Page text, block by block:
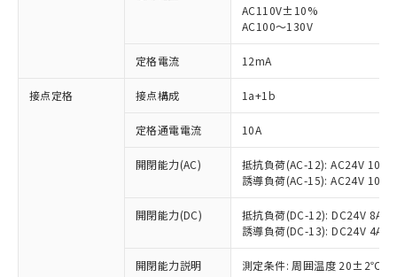
AC110V±10%
AC100～130V
定格電流 12mA
接点定格 接点構成 1a+1b
定格通電電流 10A
開閉能力(AC)
抵抗負荷(AC-12): AC24V 10A/
誘導負荷(AC-15): AC24V
開閉能力(DC)
抵抗負荷(DC-12): DC24V 8A/
誘導負荷(DC-13): DC24V 4A/
開閉能力説明 測定条件: 周囲温度 20±2℃、
ご利用条件
以下の条件をお読みいただき、同意のうえ
※1 対応状況
対応済み：EU RoHS指令（10物質）の
非含有に対応した製品が提供可能な商品で
対応予定：EU RoHS指令（10物質）の非含
有に対応した製品に切り替える予定のある
対応予定なし：EU RoHS指令（10物質）の
非含有に非対応の商品で、対応品を出す予